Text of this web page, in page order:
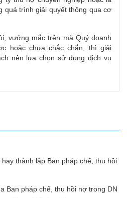
quá trình giải quyết thông qua cơ
vướng mắc trên mà Quý doanh
hoặc chưa chắc chắn, thì giải
nên lựa chọn sử dụng dịch vụ
thành lập Ban pháp chế, thu hồi
Ban pháp chế, thu hồi nợ trong DN